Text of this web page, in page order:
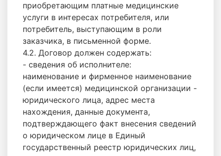
приобретающим платные медицинские
услуги в интересах потребителя, или
потребитель, выступающим в роли
заказчика, в письменной форме.
4.2. Договор должен содержать:
- сведения об исполнителе:
наименование и фирменное наименование
(если имеется) медицинской организации -
юридического лица, адрес места
нахождения, данные документа,
подтверждающего факт внесения сведений
о юридическом лице в Единый
государственный реестр юридических лиц,